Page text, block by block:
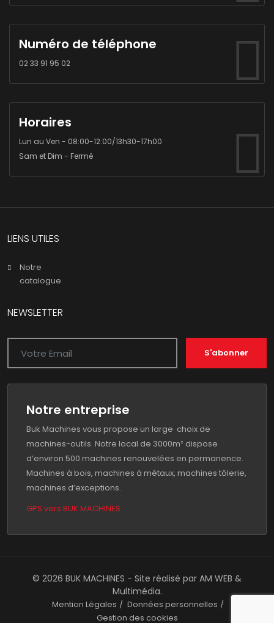
Numéro de téléphone
02 33 91 95 02
Horaires
Lun au Ven - 08:00-12:00/13h30-17h00
Sam et Dim - Fermé
LIENS UTILES
Notre
catalogue
NEWSLETTER
S'abonner
Notre entreprise
Buk Machines vous propose un large choix de
machines-outils. Notre local de 3000m² dispose
d’environ 500 machines renouvelées en permanence.
Machines à bois, machines à métaux, machines tôlerie,
machines d’exceptions.
GPS vers BUK MACHINES
© 2026 BUK MACHINES - Site réalisé par AM WEB &
Multimédia.
Mention Légales
Données personnelles
Gestion des cookies